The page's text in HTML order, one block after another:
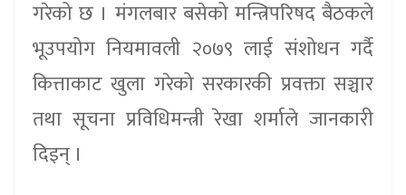
गरेको छ । मंगलबार बसेको मन्त्रिपरिषद बैठकले
भूउपयोग नियमावली २०७९ लाई संशोधन गर्दै
कित्ताकाट खुला गरेको सरकारकी प्रवक्ता सञ्चार
तथा सूचना प्रविधिमन्त्री रेखा शर्माले जानकारी
दिइन् ।